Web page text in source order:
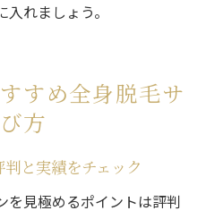
れましょう。
すめ全身脱毛サ
方
と実績をチェック
を見極めるポイントは評判